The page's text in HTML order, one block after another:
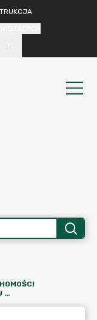
OGŁOSZENIE O PIERWSZYM PRZETARGU USTNYM OGRANICZONYM NA ODDANIE W DZIERŻAWĘ NIERUCHOMOŚCI - PARUSZKA OBR. 74, DZ. NR 223/4